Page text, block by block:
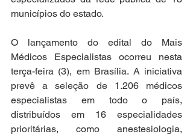
municípios do estado.
O lançamento do edital do Mais
Médicos Especialistas ocorreu nesta
terça-feira (3), em Brasília. A iniciativa
prevê a seleção de 1.206 médicos
especialistas em todo o país,
distribuídos em 16 especialidades
prioritárias, como anestesiologia,